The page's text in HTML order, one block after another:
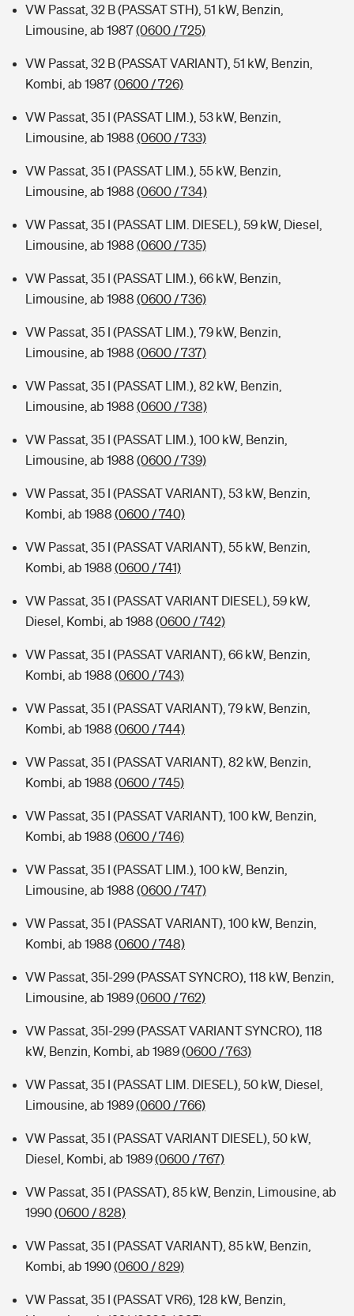
VW Passat, 32 B (PASSAT STH), 51 kW, Benzin,
Limousine, ab 1987(0600 / 725)
VW Passat, 32 B (PASSAT VARIANT), 51 kW, Benzin,
Kombi, ab 1987(0600 / 726)
VW Passat, 35 I (PASSAT LIM.), 53 kW, Benzin,
Limousine, ab 1988 (0600 / 733)
VW Passat, 35 I (PASSAT LIM.), 55 kW, Benzin,
Limousine, ab 1988 (0600 / 734)
VW Passat, 35 I (PASSAT LIM. DIESEL), 59 kW, Diesel,
Limousine, ab 1988 (0600 / 735)
VW Passat, 35 I (PASSAT LIM.), 66 kW, Benzin,
Limousine, ab 1988 (0600 / 736)
VW Passat, 35 I (PASSAT LIM.), 79 kW, Benzin,
Limousine, ab 1988 (0600 / 737)
VW Passat, 35 I (PASSAT LIM.), 82 kW, Benzin,
Limousine, ab 1988 (0600 / 738)
VW Passat, 35 I (PASSAT LIM.), 100 kW, Benzin,
Limousine, ab 1988 (0600 / 739)
VW Passat, 35 I (PASSAT VARIANT), 53 kW, Benzin,
Kombi, ab 1988 (0600 / 740)
VW Passat, 35 I (PASSAT VARIANT), 55 kW, Benzin,
Kombi, ab 1988 (0600 / 741)
VW Passat, 35 I (PASSAT VARIANT DIESEL), 59 kW,
Diesel, Kombi, ab 1988 (0600 / 742)
VW Passat, 35 I (PASSAT VARIANT), 66 kW, Benzin,
Kombi, ab 1988 (0600 / 743)
VW Passat, 35 I (PASSAT VARIANT), 79 kW, Benzin,
Kombi, ab 1988 (0600 / 744)
VW Passat, 35 I (PASSAT VARIANT), 82 kW, Benzin,
Kombi, ab 1988 (0600 / 745)
VW Passat, 35 I (PASSAT VARIANT), 100 kW, Benzin,
Kombi, ab 1988 (0600 / 746)
VW Passat, 35 I (PASSAT LIM.), 100 kW, Benzin,
Limousine, ab 1988 (0600 / 747)
VW Passat, 35 I (PASSAT VARIANT), 100 kW, Benzin,
Kombi, ab 1988 (0600 / 748)
VW Passat, 35I-299 (PASSAT SYNCRO), 118 kW, Benzin,
Limousine, ab 1989(0600 / 762)
VW Passat, 35I-299 (PASSAT VARIANT SYNCRO), 118
kW, Benzin, Kombi, ab 1989(0600 / 763)
VW Passat, 35 I (PASSAT LIM. DIESEL), 50 kW, Diesel,
Limousine, ab 1989(0600 / 766)
VW Passat, 35 I (PASSAT VARIANT DIESEL), 50 kW,
Diesel, Kombi, ab 1989(0600 / 767)
VW Passat, 35 I (PASSAT), 85 kW, Benzin, Limousine, ab
1990(0600 / 828)
VW Passat, 35 I (PASSAT VARIANT), 85 kW, Benzin,
Kombi, ab 1990(0600 / 829)
VW Passat, 35 I (PASSAT VR6), 128 kW, Benzin,